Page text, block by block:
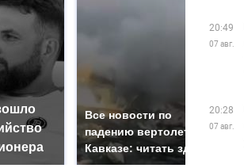
Все новости по
падению вертолета на
Кавказе: читать здесь
20:49
07 авг.
20:28
07 авг.